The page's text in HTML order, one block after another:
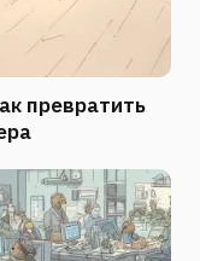
превратить